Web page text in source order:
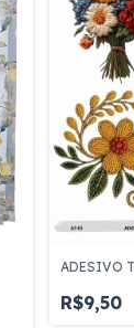
ADESIVO
R$9,50